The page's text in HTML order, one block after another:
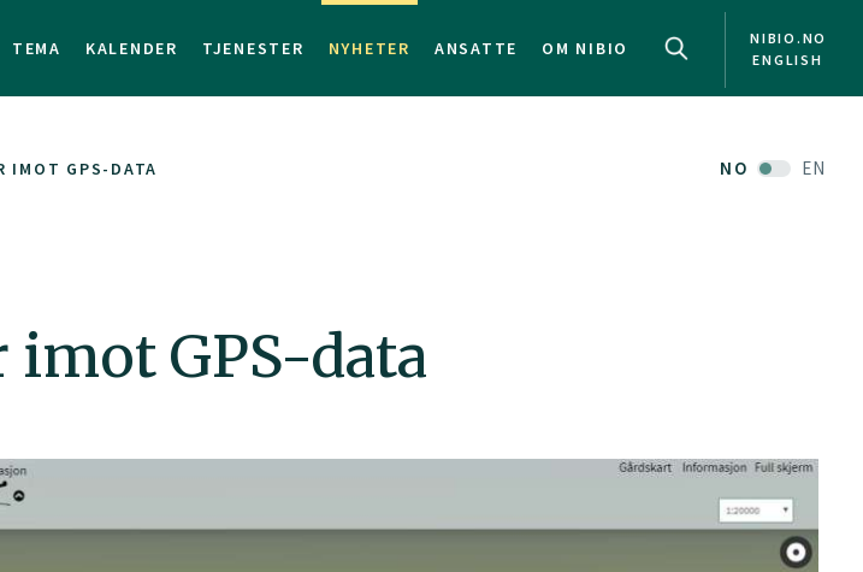
TEMA KALENDER TJENESTER NYHETER ANSATTE OM NIBIO
NIBIO.NO
ENGLISH
IMOT GPS-DATA NO EN
GPS-data